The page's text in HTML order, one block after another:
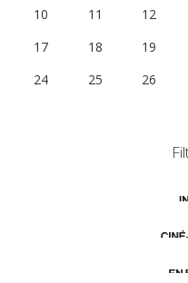
10
11 12
17
18 19
24
25 26